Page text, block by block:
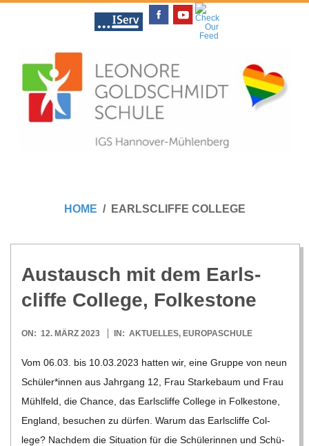
O
N
O
R
E
HOME EARLSCLIFFE COLLEGE
Aus­tausch mit dem Earls­
cliffe Col­lege, Folkestone
2023-
ON: 12. MÄRZ 2023 IN: AKTUELLES, EUROPASCHULE
Vom 06.03. bis 10.03.2023 hat­ten wir, eine Gruppe von neun
Schüler*innen aus Jahr­gang 12, Frau Star­ke­baum und Frau
Mühl­feld, die Chance, das Earls­cliffe Col­lege in Fol­kes­tone,
Eng­land, besu­chen zu dür­fen. Warum das Earls­cliffe Col­
lege? Nach­dem die Situa­tion für die Schü­le­rin­nen und Schü­